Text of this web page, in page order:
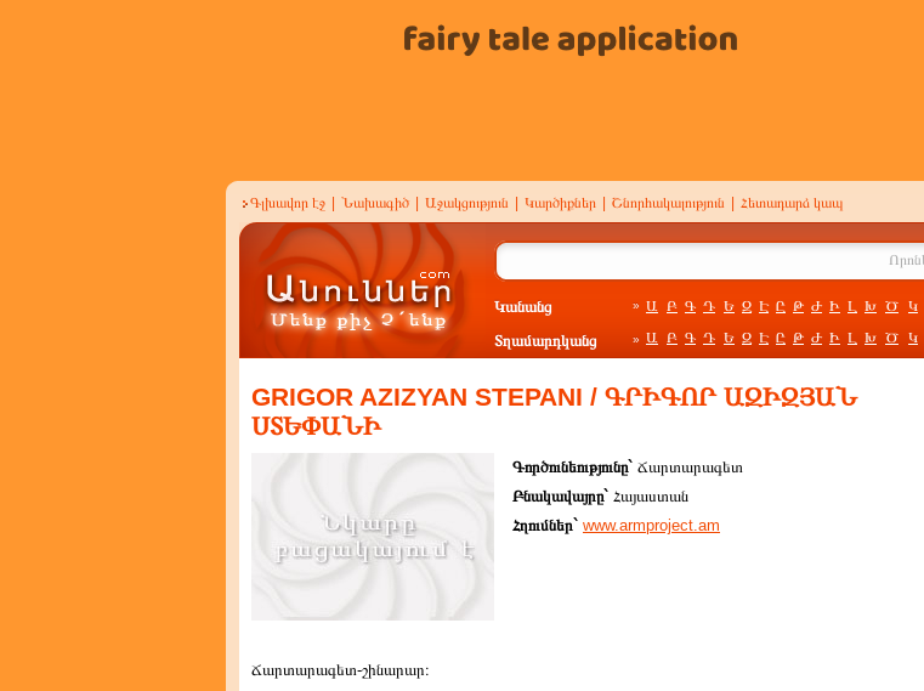
Գլխավոր էջ Նախագիծ Աջակցություն Կարծիքներ Շնորհակալություն Հետադարձ կապ
Կանանց » Ա Բ Գ Դ Ե Զ Է Ը Թ Ժ Ի Լ Խ Ծ Կ
Տղամարդկանց » Ա Բ Գ Դ Ե Զ Է Ը Թ Ժ Ի Լ Խ Ծ Կ
GRIGOR AZIZYAN STEPANI / ԳՐԻԳՈՐ ԱԶԻԶՅԱՆ
ՍՏԵՓԱՆԻ
Գործունեությունը` Ճարտարագետ
Բնակավայրը` Հայաստան
Հղումներ` www.armproject.am
Ճարտարագետ-շինարար։